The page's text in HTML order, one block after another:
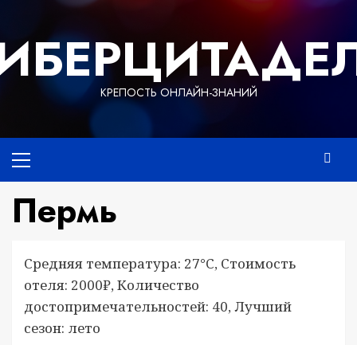
содержимому
КРЕПОСТЬ ОНЛАЙН-ЗНАНИЙ
меню
Пермь
Средняя температура: 27°C, Стоимость
отеля: 2000₽, Количество
достопримечательностей: 40, Лучший
сезон: лето